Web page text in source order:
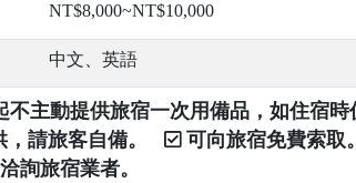
NT$8,000~NT$10,000
中文、英語
不主動提供旅宿一次用備品，如住宿時
，請旅客自備。 可向旅宿免費索取
詢旅宿業者。